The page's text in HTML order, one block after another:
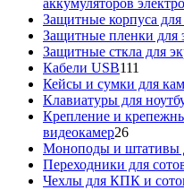
аккумуляторов
Защитные корпуса для
Защитные пленки для
Защитные сткла для
Кабели USB111
Кейсы и сумки для
Клавиатуры для
Крепление и
видеокамер2626
товаров
Моноподы и штативы
Переходники для
Чехлы для КПК и